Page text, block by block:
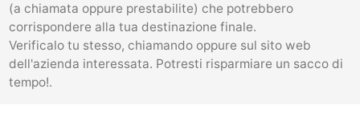
(a chiamata oppure prestabilite) che potrebbero
corrispondere alla tua destinazione finale.
Verificalo tu stesso, chiamando oppure sul sito web
dell'azienda interessata. Potresti risparmiare un sacco di
tempo!.